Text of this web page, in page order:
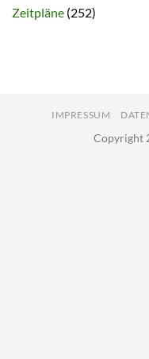
Zeitpläne (252)
IMPRESSUM
Copyright